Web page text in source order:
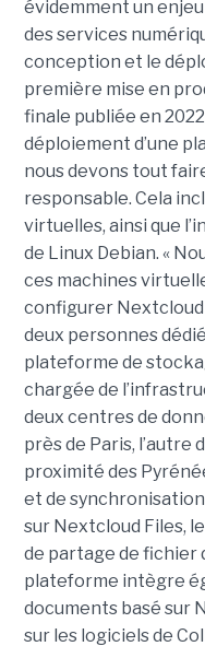
évidemment un enjeu
des services
conception et le
première mise en
finale publiée en
déploiement d’une
nous devons tout
responsable. Cela
virtuelles, ainsi que
de Linux Debian. «
ces machines
configurer Nextcloud
deux personnes
plateforme de
chargée de
deux centres de
près de Paris, l’autre
proximité des
et de
sur Nextcloud Files,
de partage de fichier
plateforme intègre
documents basé sur
sur les logiciels de